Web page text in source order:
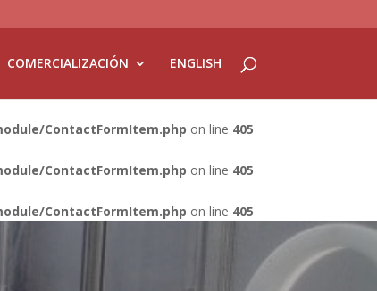
COMERCIALIZACIÓN ENGLISH
ContactFormItem.php on line 405
ContactFormItem.php on line 405
ContactFormItem.php on line 405